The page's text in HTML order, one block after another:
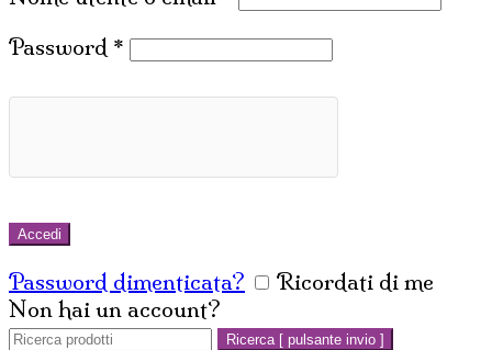
Password *
Accedi
Password dimenticata?
Ricordati di me
Non hai un account?
Cerca:
Ricerca [ pulsante invio ]